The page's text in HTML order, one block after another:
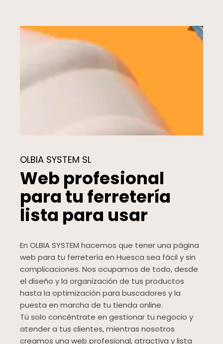
OLBIA SYSTEM SL
Web profesional
para tu ferretería
lista para usar
En OLBIA SYSTEM hacemos que tener una página
web para tu ferretería en Huesca sea fácil y sin
complicaciones. Nos ocupamos de todo, desde
el diseño y la organización de tus productos
hasta la optimización para buscadores y la
puesta en marcha de tu tienda online.
Tú solo concéntrate en gestionar tu negocio y
atender a tus clientes, mientras nosotros
creamos una web profesional, atractiva y lista